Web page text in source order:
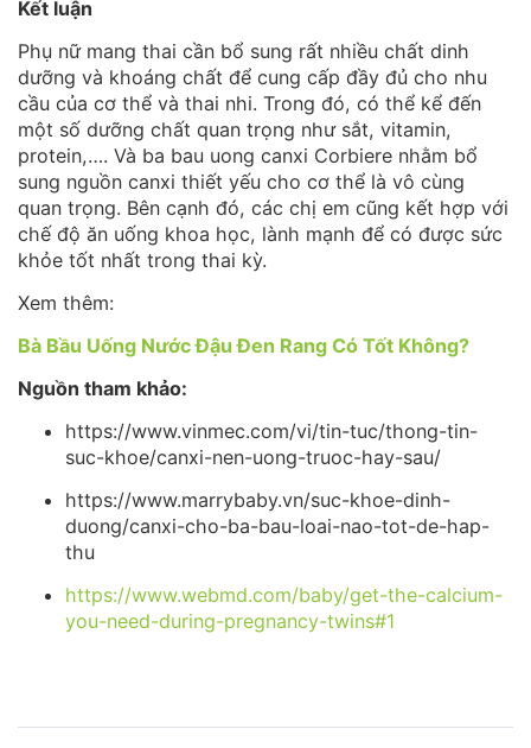
Kết luận
Phụ nữ mang thai cần bổ sung rất nhiều chất dinh
dưỡng và khoáng chất để cung cấp đầy đủ cho nhu
cầu của cơ thể và thai nhi. Trong đó, có thể kể đến
một số dưỡng chất quan trọng như sắt, vitamin,
protein,…. Và ba bau uong canxi Corbiere nhằm bổ
sung nguồn canxi thiết yếu cho cơ thể là vô cùng
quan trọng. Bên cạnh đó, các chị em cũng kết hợp với
chế độ ăn uống khoa học, lành mạnh để có được sức
khỏe tốt nhất trong thai kỳ.
Xem thêm:
Bà Bầu Uống Nước Đậu Đen Rang Có Tốt Không?
Nguồn tham khảo:
https://www.vinmec.com/vi/tin-tuc/thong-tin-
suc-khoe/canxi-nen-uong-truoc-hay-sau/
https://www.marrybaby.vn/suc-khoe-dinh-
duong/canxi-cho-ba-bau-loai-nao-tot-de-hap-
thu
https://www.webmd.com/baby/get-the-calcium-
you-need-during-pregnancy-twins#1